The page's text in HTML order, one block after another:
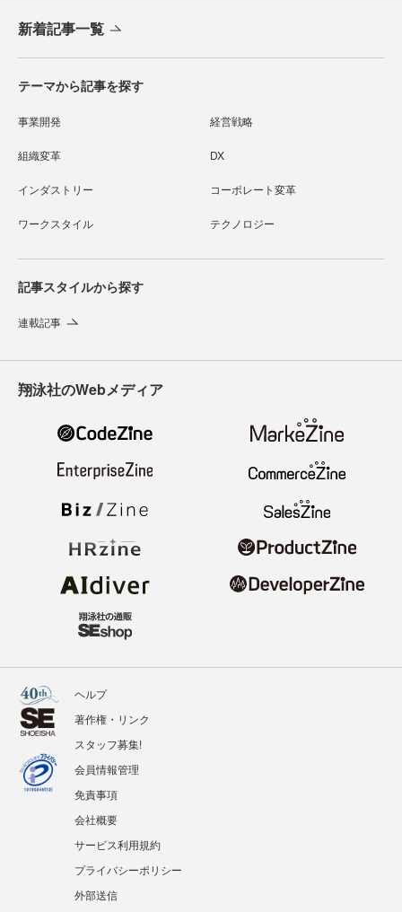
新着記事一覧
テーマから記事を探す
事業開発 経営戦略
組織変革 DX
インダストリー コーポレート変革
ワークスタイル テクノロジー
記事スタイルから探す
連載記事
翔泳社のWebメディア
ヘルプ
著作権・リンク
スタッフ募集!
会員情報管理
免責事項
会社概要
サービス利用規約
プライバシーポリシー
外部送信